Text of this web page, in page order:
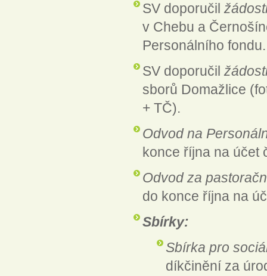
SV doporučil
v Chebu a
Personálního fondu.
SV doporučil
sborů Domažlice
+ TČ).
Odvod na
konce října na účet
Odvod za
do konce října na
Sbírky:
Sbírka pro
díkčinění za